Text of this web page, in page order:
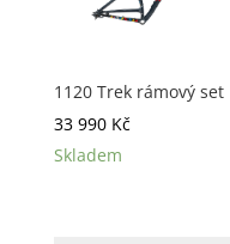
1120 Trek rámový set
33 990 Kč
Skladem